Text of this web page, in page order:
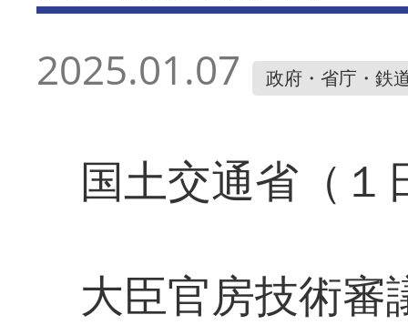
2025.01.07 政府・省庁・鉄
国土交通省（１
大臣官房技術審